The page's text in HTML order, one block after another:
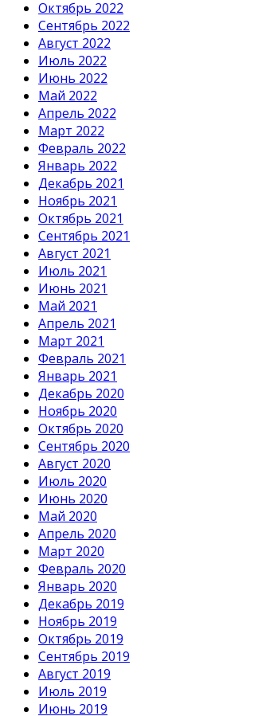
Октябрь 2022
Сентябрь 2022
Август 2022
Июль 2022
Июнь 2022
Май 2022
Апрель 2022
Март 2022
Февраль 2022
Январь 2022
Декабрь 2021
Ноябрь 2021
Октябрь 2021
Сентябрь 2021
Август 2021
Июль 2021
Июнь 2021
Май 2021
Апрель 2021
Март 2021
Февраль 2021
Январь 2021
Декабрь 2020
Ноябрь 2020
Октябрь 2020
Сентябрь 2020
Август 2020
Июль 2020
Июнь 2020
Май 2020
Апрель 2020
Март 2020
Февраль 2020
Январь 2020
Декабрь 2019
Ноябрь 2019
Октябрь 2019
Сентябрь 2019
Август 2019
Июль 2019
Июнь 2019